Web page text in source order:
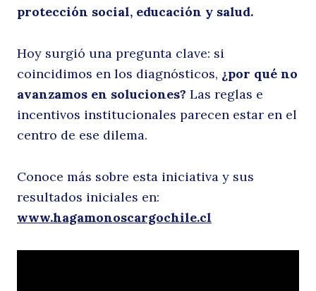
protección social, educación y salud.
Hoy surgió una pregunta clave: si
coincidimos en los diagnósticos, ¿por qué no
avanzamos en soluciones? Las reglas e
incentivos institucionales parecen estar en el
centro de ese dilema.
Conoce más sobre esta iniciativa y sus
resultados iniciales en:
www.hagamonoscargochile.cl